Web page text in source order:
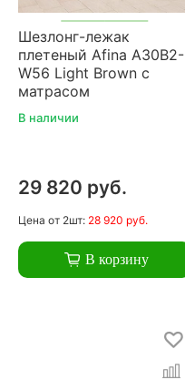
Шезлонг-лежак
плетеный Afina A30B2-
W56 Light Brown с
матрасом
В наличии
29 820 руб.
Цена от 2шт: 28 920 руб.
В корзину